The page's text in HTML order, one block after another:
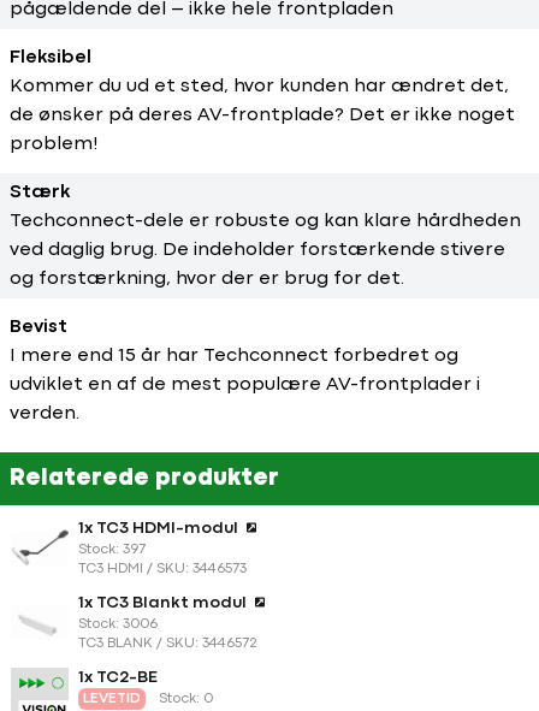
pågældende del – ikke hele frontpladen
Fleksibel
Kommer du ud et sted, hvor kunden har ændret det,
de ønsker på deres AV-frontplade? Det er ikke noget
problem!
Stærk
Techconnect-dele er robuste og kan klare hårdheden
ved daglig brug. De indeholder forstærkende stivere
og forstærkning, hvor der er brug for det.
Bevist
I mere end 15 år har Techconnect forbedret og
udviklet en af de mest populære AV-frontplader i
verden.
Relaterede produkter
1x TC3 HDMI-modul
Stock: 397
TC3 HDMI / SKU: 3446573
1x TC3 Blankt modul
Stock: 3006
TC3 BLANK / SKU: 3446572
1x TC2-BE
LEVETID Stock: 0